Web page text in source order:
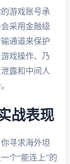
游戏账号承
采用金融级
通道来保护
戏操作、乃
露和中间人
战表现
寻求海外坦
个“能连上”的